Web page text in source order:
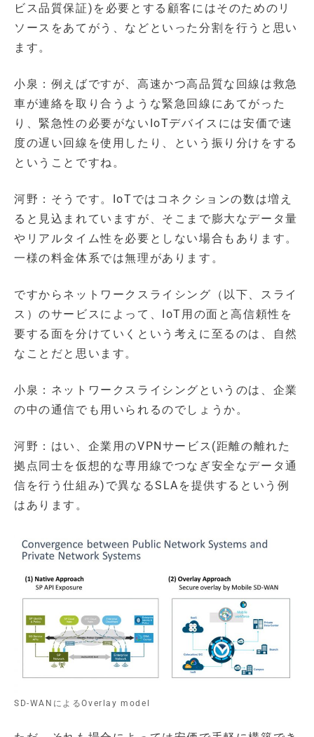
ビス品質保証)を必要とする顧客にはそのためのリ
ソースをあてがう、などといった分割を行うと思い
ます。
小泉：例えばですが、高速かつ高品質な回線は救急
車が連絡を取り合うような緊急回線にあてがった
り、緊急性の必要がないIoTデバイスには安価で速
度の遅い回線を使用したり、という振り分けをする
ということですね。
河野：そうです。IoTではコネクションの数は増え
ると見込まれていますが、そこまで膨大なデータ量
やリアルタイム性を必要としない場合もあります。
一様の料金体系では無理があります。
ですからネットワークスライシング（以下、スライ
ス）のサービスによって、IoT用の面と高信頼性を
要する面を分けていくという考えに至るのは、自然
なことだと思います。
小泉：ネットワークスライシングというのは、企業
の中の通信でも用いられるのでしょうか。
河野：はい、企業用のVPNサービス(距離の離れた
拠点同士を仮想的な専用線でつなぎ安全なデータ通
信を行う仕組み)で異なるSLAを提供するという例
はあります。
SD-WANによるOverlay model